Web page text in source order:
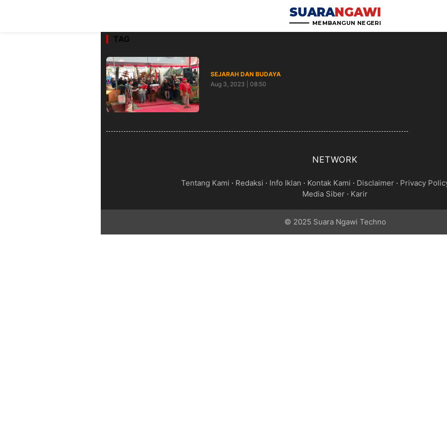
SUARANGAWI
MEMBANGUN NEGERI
TAG
SEJARAH DAN BUDAYA
Aug 3, 2023 | 08:50
NETWORK
Tentang Kami · Redaksi · Info Iklan · Kontak Kami · Disclaimer · Privacy
Media Siber · Karir
© 2025 Suara Ngawi Techno